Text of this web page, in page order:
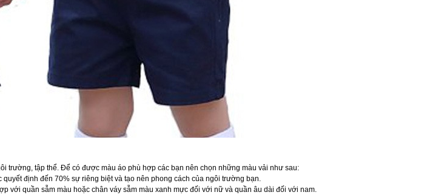
trường, tập thể. Để có được màu áo phù hợp các bạn nên chọn những màu vải như sau:
định đến 70% sự riêng biệt và tạo nên phong cách của ngôi trường bạn.
với quần sẫm màu hoặc chân váy sẫm màu xanh mực đối với nữ và quần âu dài đối với nam.